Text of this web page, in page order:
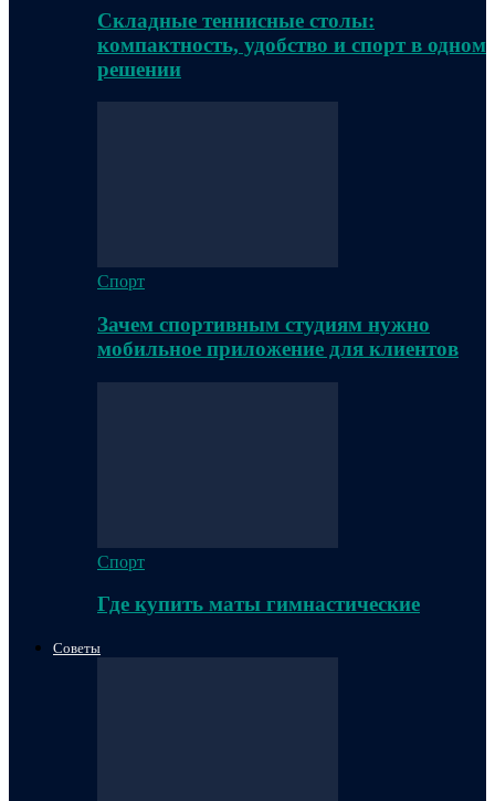
Складные теннисные столы:
компактность, удобство и спорт в одном
решении
Спорт
Зачем спортивным студиям нужно
мобильное приложение для клиентов
Спорт
Где купить маты гимнастические
Советы